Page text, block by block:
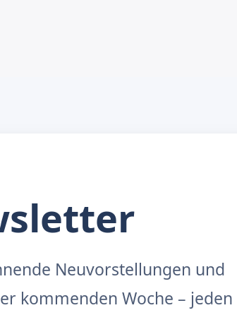
Neuvorstellungen und
kommenden Woche – jeden